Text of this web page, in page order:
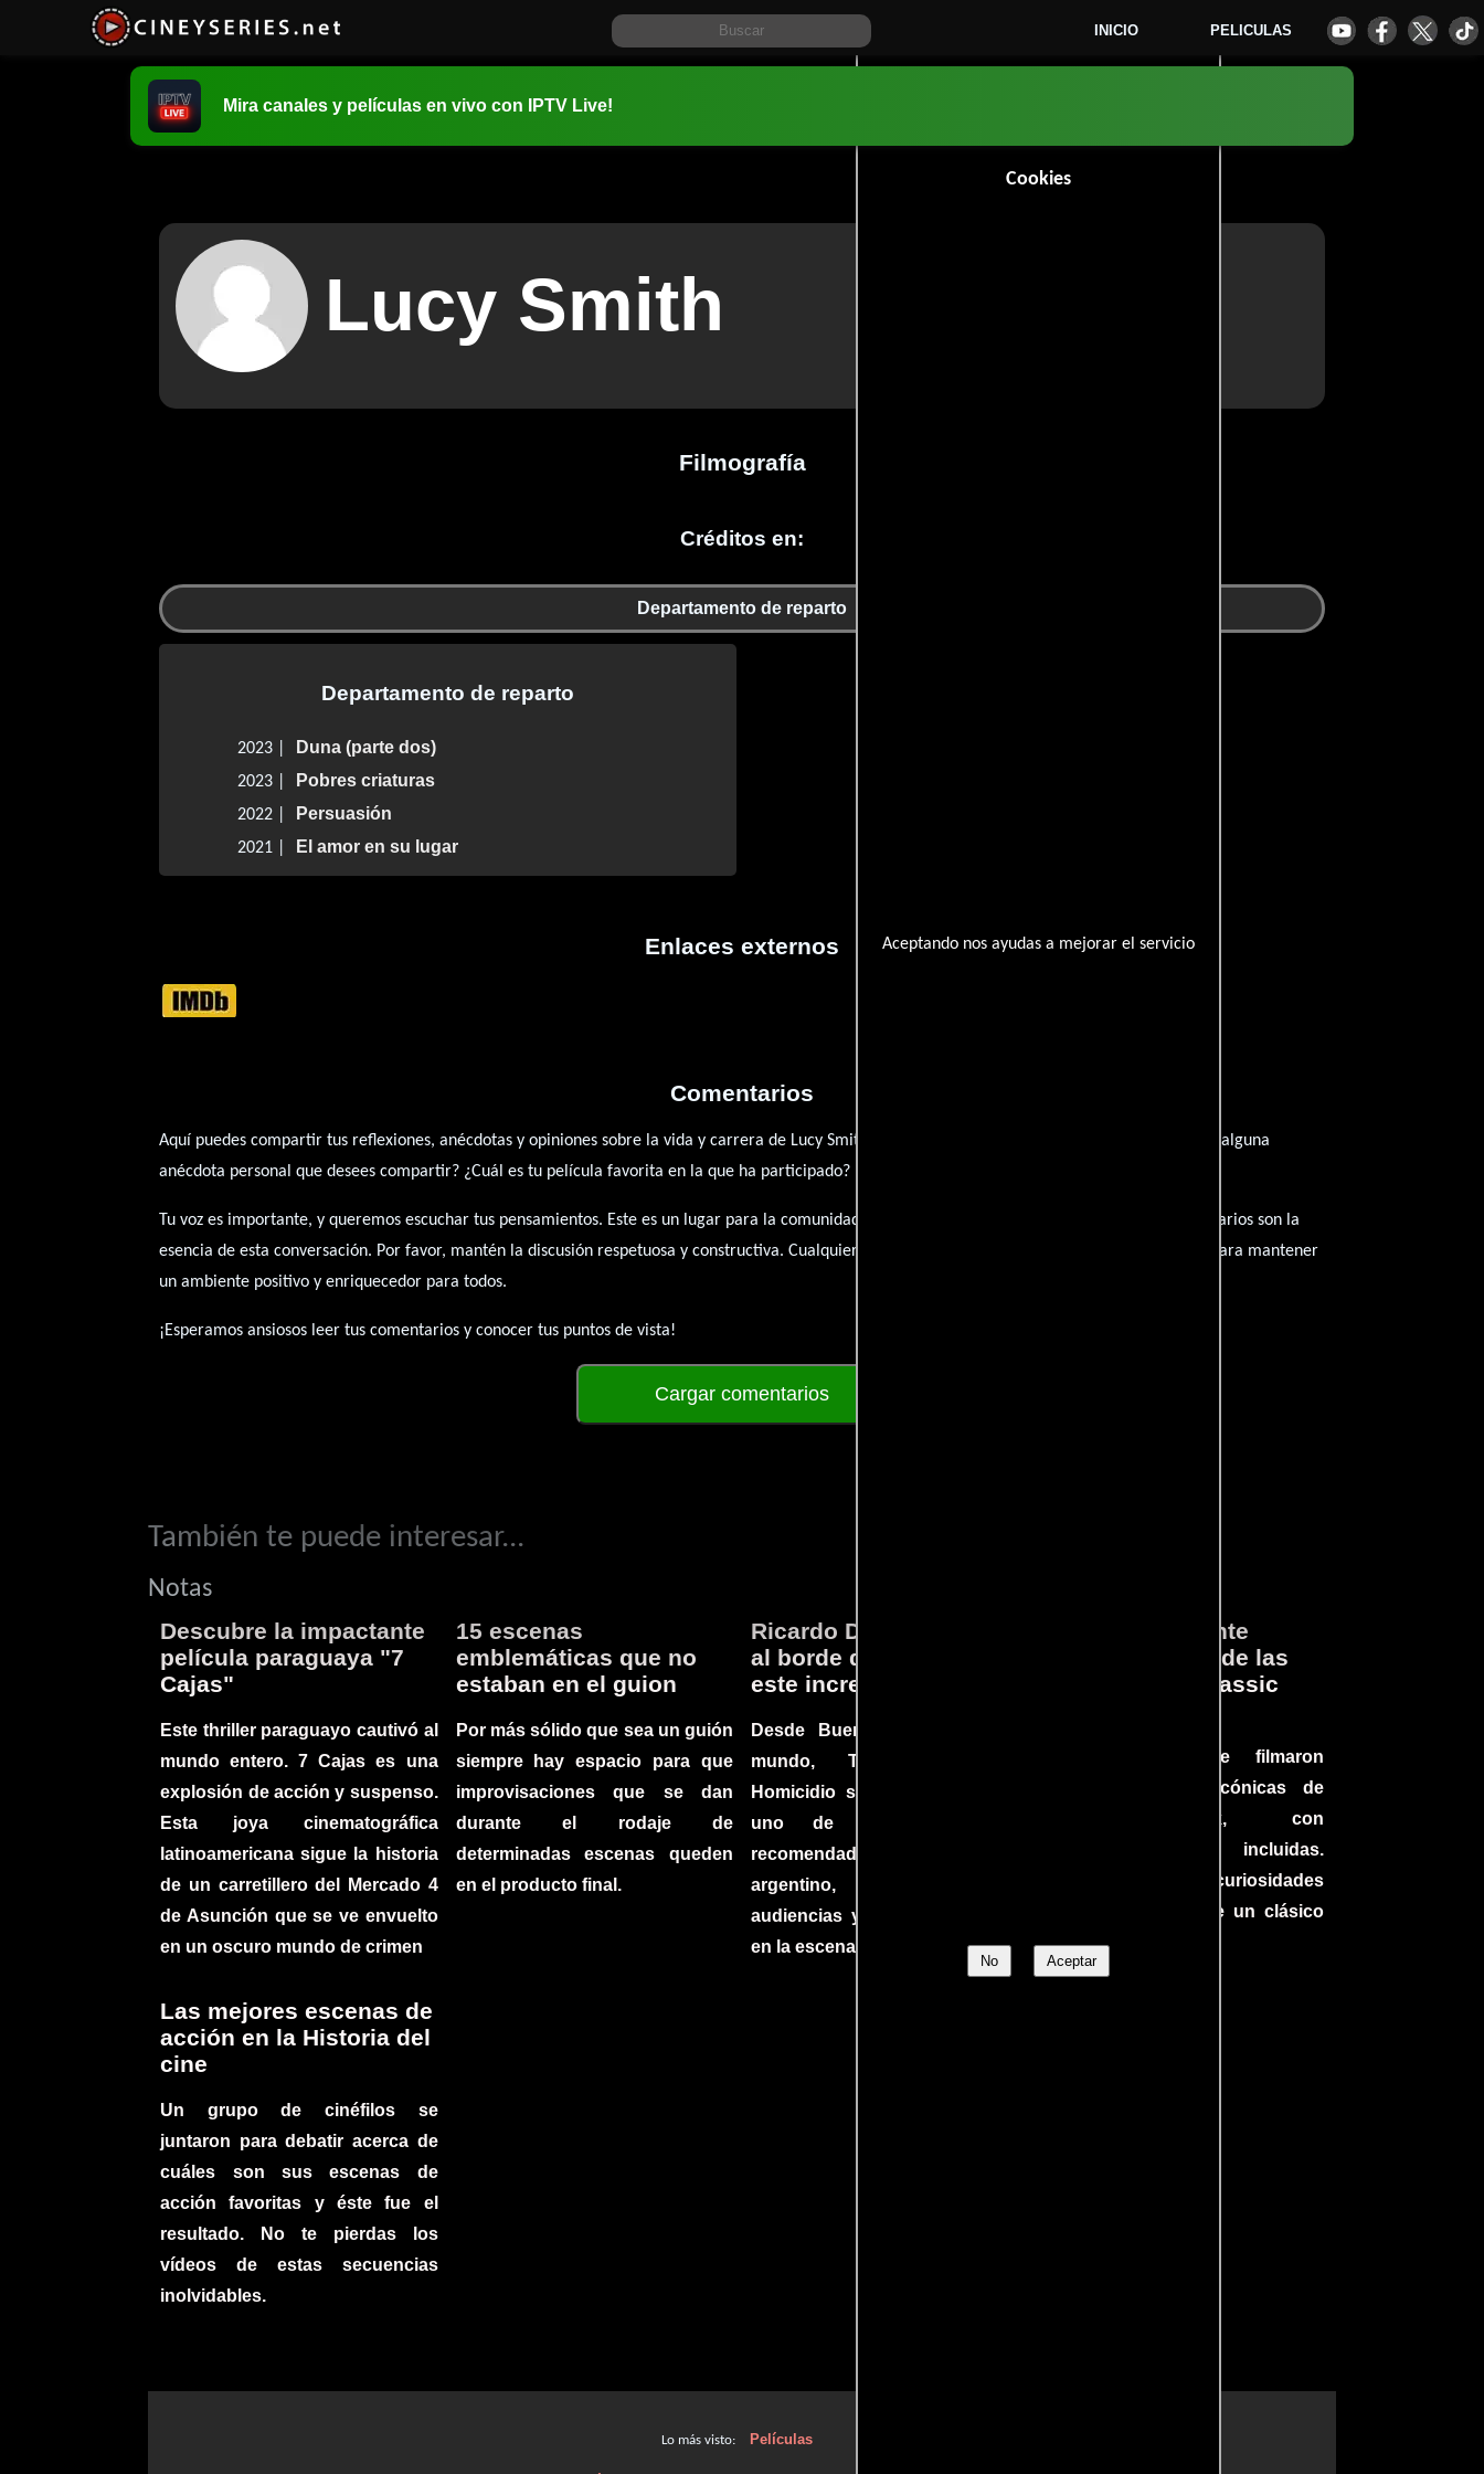
INICIO PELICULAS
Cookies
Aceptando nos ayudas a mejorar el servicio
No Aceptar
Mira canales y películas en vivo con IPTV Live!
Lucy Smith
Filmografía
Créditos en:
Departamento de reparto
Departamento de reparto
2023 | Duna (parte dos)
2023 | Pobres criaturas
2022 | Persuasión
2021 | El amor en su lugar
Enlaces externos
Comentarios
Aquí puedes compartir tus reflexiones, anécdotas y opiniones sobre la vida y carrera de Lucy Smith. ¿Qué te ha inspirado de su trayectoria? ¿Tienes alguna
anécdota personal que desees compartir? ¿Cuál es tu película favorita en la que ha participado?
Tu voz es importante, y queremos escuchar tus pensamientos. Este es un lugar para la comunidad de admiradores y amantes del cine, y tus comentarios son la
esencia de esta conversación. Por favor, mantén la discusión respetuosa y constructiva. Cualquier forma de contenido inapropiado será eliminado para mantener
un ambiente positivo y enriquecedor para todos.
¡Esperamos ansiosos leer tus comentarios y conocer tus puntos de vista!
Cargar comentarios
También te puede interesar...
Notas
Descubre la impactante
película paraguaya "7
Cajas"
Este thriller paraguayo cautivó al
mundo entero. 7 Cajas es una
explosión de acción y suspenso.
Esta joya cinematográfica
latinoamericana sigue la historia
de un carretillero del Mercado 4
de Asunción que se ve envuelto
en un oscuro mundo de crimen
15 escenas
emblemáticas que no
estaban en el guion
Por más sólido que sea un guión
siempre hay espacio para que
improvisaciones que se dan
durante el rodaje de
determinadas escenas queden
en el producto final.
Ricardo Darín te llevará
al borde del asiento en
este increíble thriller
Desde Buenos Aires hasta el
mundo, Tesis sobre un
Homicidio se ha convertido en
uno de los filmes más
recomendados del cine
argentino, cautivando
audiencias y dejando su huella
en la escena internacional.
Lo que Realmente
Sucedió detrás de las
cámaras en Jurassic
Conoce cómo se filmaron
algunas escenas icónicas de
Jurassic Park, con
improvisaciones incluidas.
¡Descubre las curiosidades
detrás del rodaje de un clásico
cinematográfico!
Las mejores escenas de
acción en la Historia del
cine
Un grupo de cinéfilos se
juntaron para debatir acerca de
cuáles son sus escenas de
acción favoritas y éste fue el
resultado. No te pierdas los
vídeos de estas secuencias
inolvidables.
Lo más visto: Películas